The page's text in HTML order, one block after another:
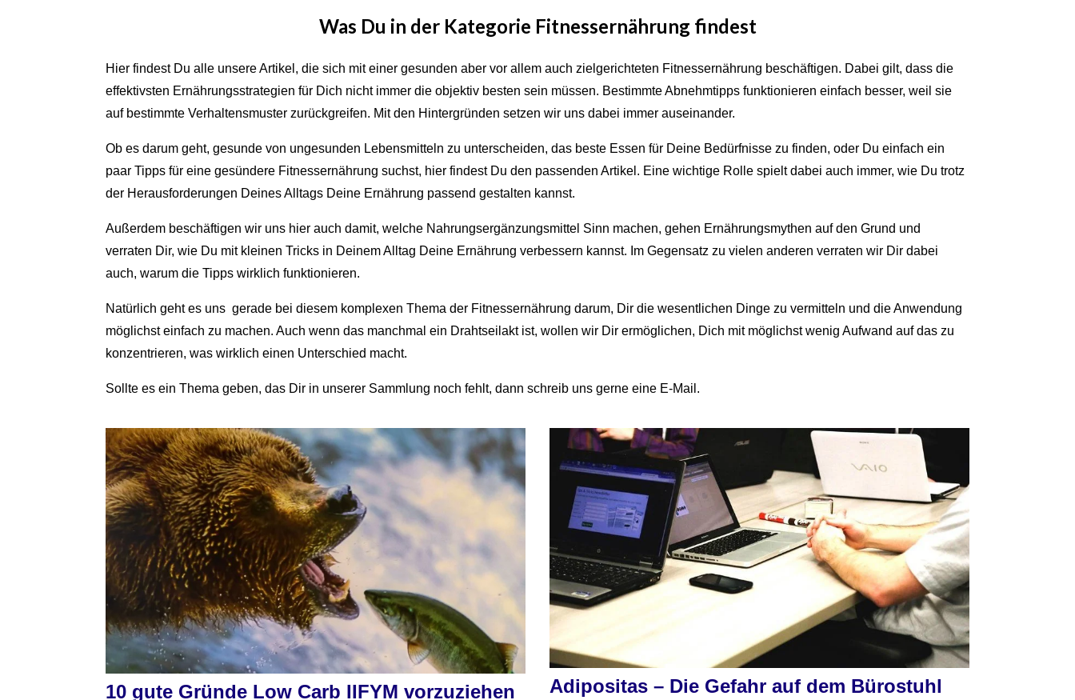
Was Du in der Kategorie Fitnessernährung findest
Hier findest Du alle unsere Artikel, die sich mit einer gesunden aber vor allem auch zielgerichteten Fitnessernährung beschäftigen. Dabei gilt, dass die
effektivsten Ernährungsstrategien für Dich nicht immer die objektiv besten sein müssen. Bestimmte Abnehmtipps funktionieren einfach besser, weil sie
auf bestimmte Verhaltensmuster zurückgreifen. Mit den Hintergründen setzen wir uns dabei immer auseinander.
Ob es darum geht, gesunde von ungesunden Lebensmitteln zu unterscheiden, das beste Essen für Deine Bedürfnisse zu finden, oder Du einfach ein
paar Tipps für eine gesündere Fitnessernährung suchst, hier findest Du den passenden Artikel. Eine wichtige Rolle spielt dabei auch immer, wie Du trotz
der Herausforderungen Deines Alltags Deine Ernährung passend gestalten kannst.
Außerdem beschäftigen wir uns hier auch damit, welche Nahrungsergänzungsmittel Sinn machen, gehen Ernährungsmythen auf den Grund und
verraten Dir, wie Du mit kleinen Tricks in Deinem Alltag Deine Ernährung verbessern kannst. Im Gegensatz zu vielen anderen verraten wir Dir dabei
auch, warum die Tipps wirklich funktionieren.
Natürlich geht es uns gerade bei diesem komplexen Thema der Fitnessernährung darum, Dir die wesentlichen Dinge zu vermitteln und die Anwendung
möglichst einfach zu machen. Auch wenn das manchmal ein Drahtseilakt ist, wollen wir Dir ermöglichen, Dich mit möglichst wenig Aufwand auf das zu
konzentrieren, was wirklich einen Unterschied macht.
Sollte es ein Thema geben, das Dir in unserer Sammlung noch fehlt, dann schreib uns gerne eine E-Mail.
10 gute Gründe Low Carb IIFYM vorzuziehen Adipositas – Die Gefahr auf dem Bürostuhl